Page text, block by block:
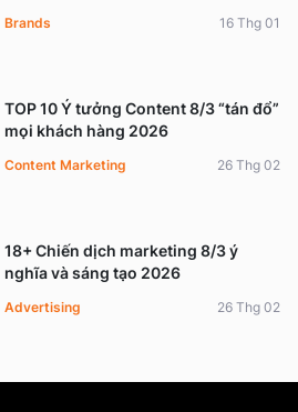
Brands 16 Thg 01
TOP 10 Ý tưởng Content 8/3 “tán đổ”
mọi khách hàng 2026
Content Marketing 26 Thg 02
18+ Chiến dịch marketing 8/3 ý
nghĩa và sáng tạo 2026
Advertising 26 Thg 02